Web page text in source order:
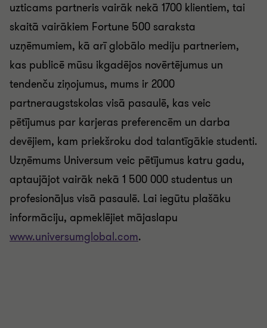
uzticams partneris vairāk nekā 1700 klientiem, tai
skaitā vairākiem Fortune 500 saraksta
uzņēmumiem, kā arī globālo mediju partneriem,
kas publicē mūsu ikgadējos novērtējumus un
tendenču ziņojumus, mums ir 2000
partneraugstskolas visā pasaulē, kas veic
pētījumus par karjeras preferencēm un darba
devējiem, kam priekšroku dod talantīgākie studenti.
Uzņēmums Universum veic pētījumus katru gadu,
aptaujājot vairāk nekā 1 500 000 studentus un
profesionāļus visā pasaulē. Lai iegūtu plašāku
informāciju, apmeklējiet mājaslapu
www.universumglobal.com.